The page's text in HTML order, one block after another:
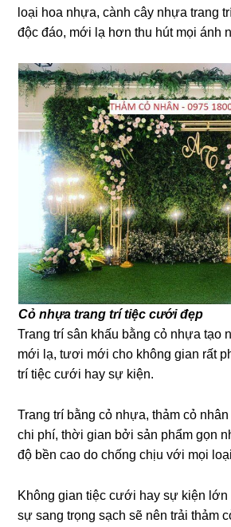
loại hoa nhựa, cành cây nhựa trang
độc đáo, mới lạ hơn thu hút mọi ánh
Cỏ nhựa trang trí tiệc cưới đẹp
Trang trí sân khấu bằng cỏ nhựa tạo
mới lạ, tươi mới cho không gian rất
trí tiệc cưới hay sự kiện.
Trang trí bằng cỏ nhựa, thảm cỏ
chi phí, thời gian bởi sản phẩm gọn
độ bền cao do chống chịu với mọi
Không gian tiệc cưới hay sự kiện
sự sang trọng sạch sẽ nên trải thảm